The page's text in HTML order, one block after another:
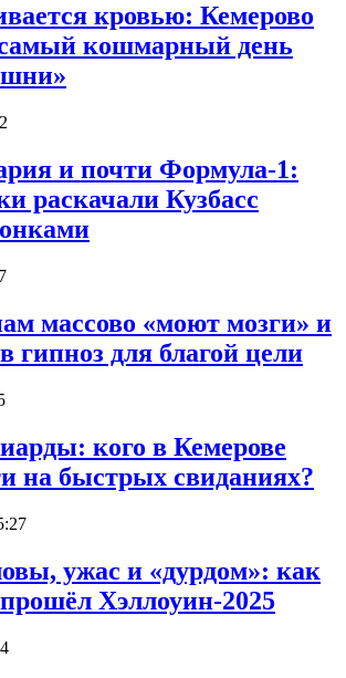
кровью: Кемерово
самый кошмарный день
и почти Формула-1:
раскачали Кузбасс
массово «моют мозги» и
гипноз для благой цели
кого в Кемерове
на быстрых свиданиях?
ужас и «дурдом»: как
Хэллоуин-2025